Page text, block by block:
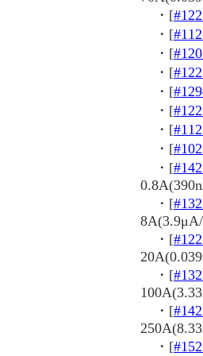
・[
・[
・[
・[
・[
・[
・[
・[
・[
・[
・[
・[
・[
・[